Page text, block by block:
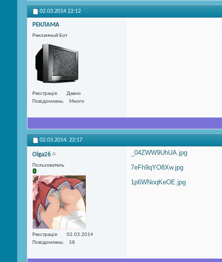
02.03.2014 22:12
РЕКЛАМА
Рекламный Бот
Реєстрація
Давно
Повідомлень
Много
02.03.2014, 22:17
Olga26
Пользователь
Реєстрація
02.03.2014
Повідомлень
58
_04ZWW9UhUA.jpg
7eFh9qYO8Xw.jpg
1p6WNoqKeOE.jpg